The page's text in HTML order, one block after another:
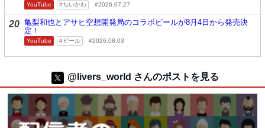
YouTube ちいかわ 2026.07.27
20 亀梨和也とアサヒ空想開発局のコラボビールが8月4日から発売決
定！
YouTube ビール 2026.08.03
@livers_world さんのポストを見る